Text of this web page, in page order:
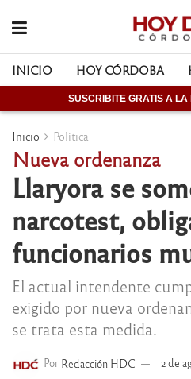
INICIO HOY CÓRDOBA
SUSCRIBITE GRATIS A
Inicio Política
Nueva ordenanza
Llaryora se
narcotest,
funcionarios
El actual intendente
exigido por nueva
se trata esta medida.
Por Redacción HDC 2 de